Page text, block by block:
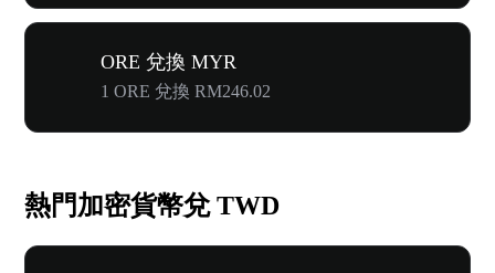
ORE 兌換 MYR
1 ORE 兌換 RM246.02
熱門加密貨幣兌 TWD